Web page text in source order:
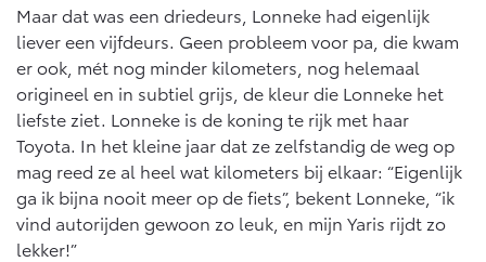
Maar dat was een driedeurs, Lonneke had eigenlijk
liever een vijfdeurs. Geen probleem voor pa, die kwam
er ook, mét nog minder kilometers, nog helemaal
origineel en in subtiel grijs, de kleur die Lonneke het
liefste ziet. Lonneke is de koning te rijk met haar
Toyota. In het kleine jaar dat ze zelfstandig de weg op
mag reed ze al heel wat kilometers bij elkaar: “Eigenlijk
ga ik bijna nooit meer op de fiets”, bekent Lonneke, “ik
vind autorijden gewoon zo leuk, en mijn Yaris rijdt zo
lekker!”